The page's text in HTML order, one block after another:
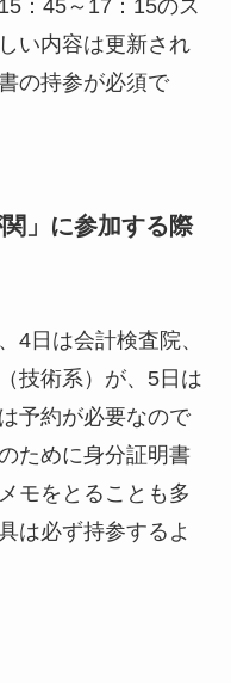
：45～17：15のス
い内容は更新され
の持参が必須で
」に参加する際
4日は会計検査院、
技術系）が、5日は
予約が必要なので
ために身分証明書
モをとることも多
は必ず持参するよ